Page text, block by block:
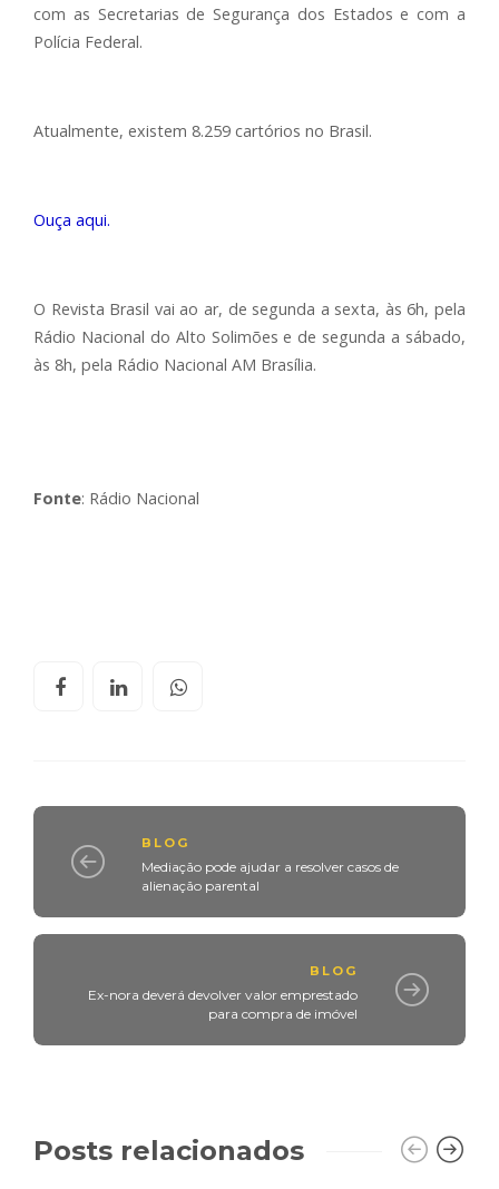
com as Secretarias de Segurança dos Estados e com a
Polícia Federal.
Atualmente, existem 8.259 cartórios no Brasil.
Ouça aqui.
O Revista Brasil vai ao ar, de segunda a sexta, às 6h, pela
Rádio Nacional do Alto Solimões e de segunda a sábado,
às 8h, pela Rádio Nacional AM Brasília.
Fonte: Rádio Nacional
BLOG
Mediação pode ajudar a resolver casos de
alienação parental
BLOG
Ex-nora deverá devolver valor emprestado
para compra de imóvel
Posts relacionados